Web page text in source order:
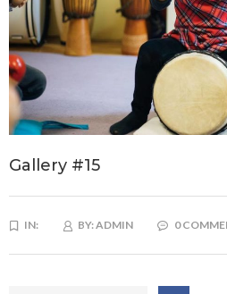
Gallery #15
IN: BY:ADMIN 0